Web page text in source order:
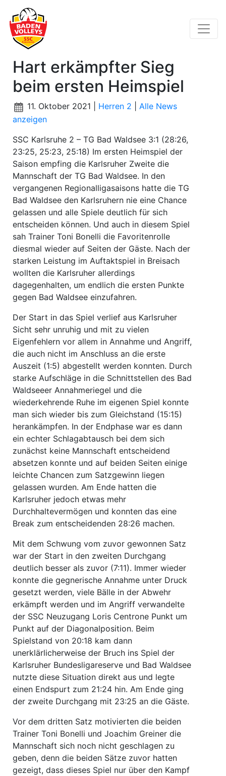
Hart erkämpfter Sieg
beim ersten Heimspiel
11. Oktober 2021 | Herren 2
Alle News
anzeigen
SSC Karlsruhe 2 – TG Bad Waldsee 3:1 (28:26,
23:25, 25:23, 25:18) Im ersten Heimspiel der
Saison empfing die Karlsruher Zweite die
Mannschaft der TG Bad Waldsee. In den
vergangenen Regionalligasaisons hatte die TG
Bad Waldsee den Karlsruhern nie eine Chance
gelassen und alle Spiele deutlich für sich
entscheiden können. Und auch in diesem Spiel
sah Trainer Toni Bonelli die Favoritenrolle
diesmal wieder auf Seiten der Gäste. Nach der
starken Leistung im Auftaktspiel in Breisach
wollten die Karlsruher allerdings
dagegenhalten, um endlich die ersten Punkte
gegen Bad Waldsee einzufahren.
Der Start in das Spiel verlief aus Karlsruher
Sicht sehr unruhig und mit zu vielen
Eigenfehlern vor allem in Annahme und Angriff,
die auch nicht im Anschluss an die erste
Auszeit (1:5) abgestellt werden konnten. Durch
starke Aufschläge in die Schnittstellen des Bad
Waldseeer Annahmeriegel und die
wiederkehrende Ruhe im eigenen Spiel konnte
man sich wieder bis zum Gleichstand (15:15)
herankämpfen. In der Endphase war es dann
ein echter Schlagabtausch bei dem sich
zunächst keine Mannschaft entscheidend
absetzen konnte und auf beiden Seiten einige
leichte Chancen zum Satzgewinn liegen
gelassen wurden. Am Ende hatten die
Karlsruher jedoch etwas mehr
Durchhaltevermögen und konnten das eine
Break zum entscheidenden 28:26 machen.
Mit dem Schwung vom zuvor gewonnen Satz
war der Start in den zweiten Durchgang
deutlich besser als zuvor (7:11). Immer wieder
konnte die gegnerische Annahme unter Druck
gesetzt werden, viele Bälle in der Abwehr
erkämpft werden und im Angriff verwandelte
der SSC Neuzugang Loris Centrone Punkt um
Punkt auf der Diagonalposition. Beim
Spielstand von 20:18 kam dann
unerklärlicherweise der Bruch ins Spiel der
Karlsruher Bundesligareserve und Bad Waldsee
nutzte diese Situation direkt aus und legte
einen Endspurt zum 21:24 hin. Am Ende ging
der zweite Durchgang mit 23:25 an die Gäste.
Vor dem dritten Satz motivierten die beiden
Trainer Toni Bonelli und Joachim Greiner die
Mannschaft sich noch nicht geschlagen zu
geben, denn die beiden Sätze zuvor hatten
gezeigt, dass dieses Spiel nur über den Kampf